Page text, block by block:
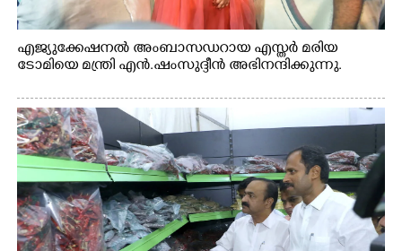
എജ്യുക്കേഷനൽ അംബാസഡറായ എസ്തർ മരിയ
ടോമിയെ മന്ത്രി എൻ.ഷംസുദ്ദീൻ അഭിനന്ദിക്കുന്നു.